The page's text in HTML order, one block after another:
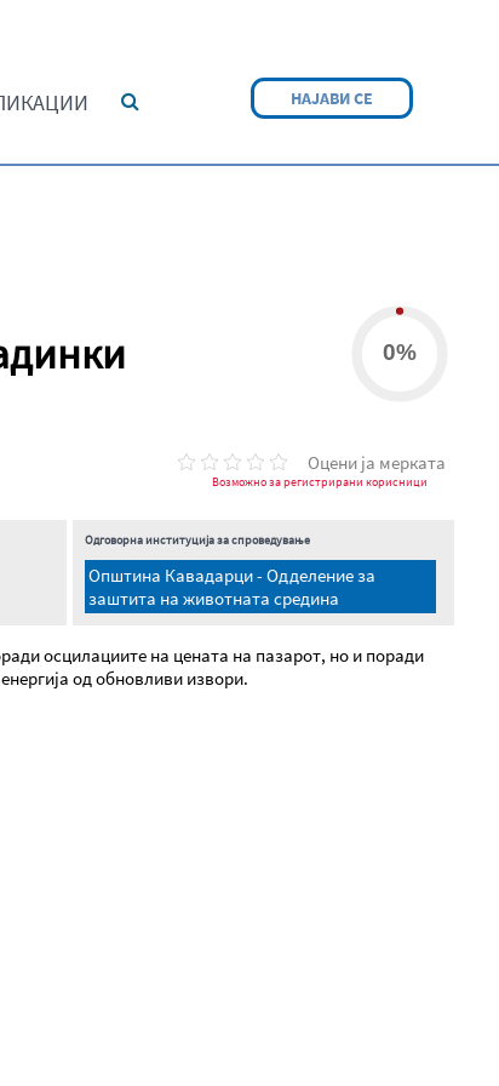
НАЈАВИ СЕ
0%
Оцени ја мерката
Возможно за регистрирани корисници
Одговорна институција за спроведување
Општина Кавадарци - Одделение за
заштита на животната средина
осцилациите на цената на пазарот, но и поради
од обновливи извори.